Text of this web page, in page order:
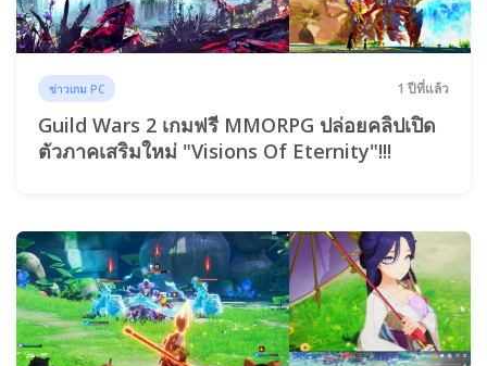
ข่าวเกม PC 1 ปีที่แล้ว
Guild Wars 2 เกมฟรี MMORPG ปล่อยคลิปเปิด
ตัวภาคเสริมใหม่ "Visions Of Eternity"!!!